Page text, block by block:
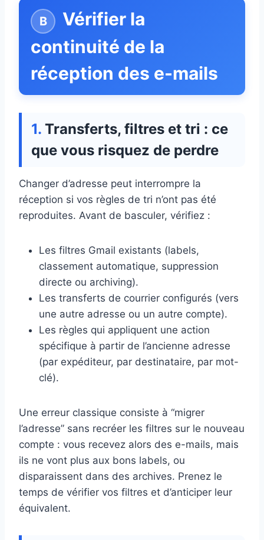
Vérifier la
continuité de la
réception des e-mails
Transferts, filtres et tri : ce
que vous risquez de perdre
Changer d’adresse peut interrompre la
réception si vos règles de tri n’ont pas été
reproduites. Avant de basculer, vérifiez :
Les filtres Gmail existants (labels,
classement automatique, suppression
directe ou archiving).
Les transferts de courrier configurés (vers
une autre adresse ou un autre compte).
Les règles qui appliquent une action
spécifique à partir de l’ancienne adresse
(par expéditeur, par destinataire, par mot-
clé).
Une erreur classique consiste à “migrer
l’adresse” sans recréer les filtres sur le nouveau
compte : vous recevez alors des e-mails, mais
ils ne vont plus aux bons labels, ou
disparaissent dans des archives. Prenez le
temps de vérifier vos filtres et d’anticiper leur
équivalent.